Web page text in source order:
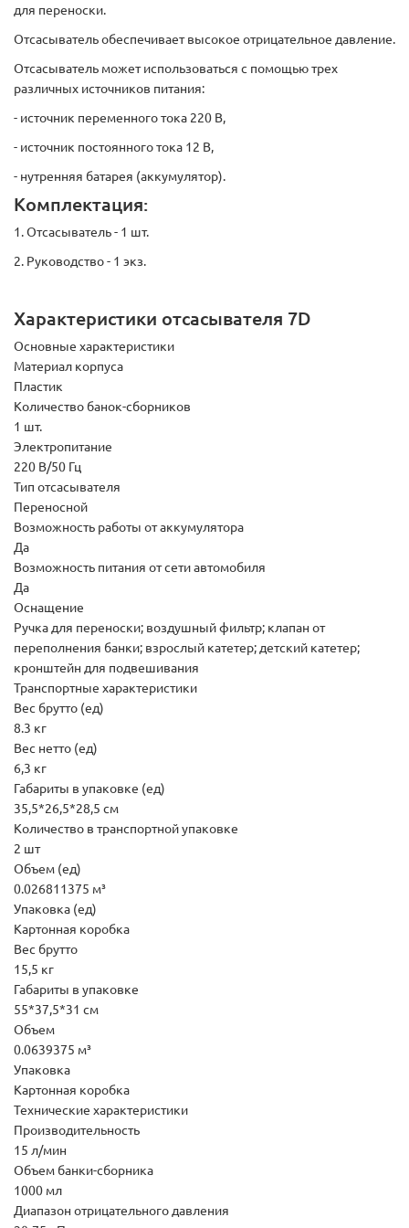
для переноски.
Отсасыватель обеспечивает высокое отрицательное давление.
Отсасыватель может использоваться с помощью трех
различных источников питания:
- источник переменного тока 220 В,
- источник постоянного тока 12 В,
- нутренняя батарея (аккумулятор).
Комплектация:
1. Отсасыватель - 1 шт.
2. Руководство - 1 экз.
Характеристики отсасывателя 7D
Основные характеристики
Материал корпуса
Пластик
Количество банок-сборников
1 шт.
Электропитание
220 В/50 Гц
Тип отсасывателя
Переносной
Возможность работы от аккумулятора
Да
Возможность питания от сети автомобиля
Да
Оснащение
Ручка для переноски; воздушный фильтр; клапан от
переполнения банки; взрослый катетер; детский катетер;
кронштейн для подвешивания
Транспортные характеристики
Вес брутто (ед)
8.3 кг
Вес нетто (ед)
6,3 кг
Габариты в упаковке (ед)
35,5*26,5*28,5 см
Количество в транспортной упаковке
2 шт
Объем (ед)
0.026811375 м³
Упаковка (ед)
Картонная коробка
Вес брутто
15,5 кг
Габариты в упаковке
55*37,5*31 см
Объем
0.0639375 м³
Упаковка
Картонная коробка
Технические характеристики
Производительность
15 л/мин
Объем банки-сборника
1000 мл
Диапазон отрицательного давления